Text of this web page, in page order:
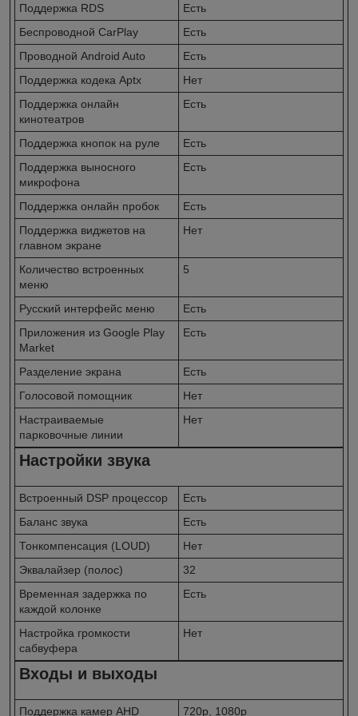
Поддержка RDS
Есть
Беспроводной CarPlay
Есть
Проводной Android Auto
Есть
Поддержка кодека Aptx
Нет
Поддержка онлайн
кинотеатров
Есть
Поддержка кнопок на руле
Есть
Поддержка выносного
микрофона
Есть
Поддержка онлайн пробок
Есть
Поддержка виджетов на
главном экране
Нет
Количество встроенных
меню
5
Русский интерфейс меню
Есть
Приложения из Google Play
Market
Есть
Разделение экрана
Есть
Голосовой помощник
Нет
Настраиваемые
парковочные линии
Нет
Настройки звука
Встроенный DSP процессор
Есть
Баланс звука
Есть
Тонкомпенсация (LOUD)
Нет
Эквалайзер (полос)
32
Временная задержка по
каждой колонке
Есть
Настройка громкости
сабвуфера
Нет
Входы и выходы
Поддержка камер AHD 720p, 1080p